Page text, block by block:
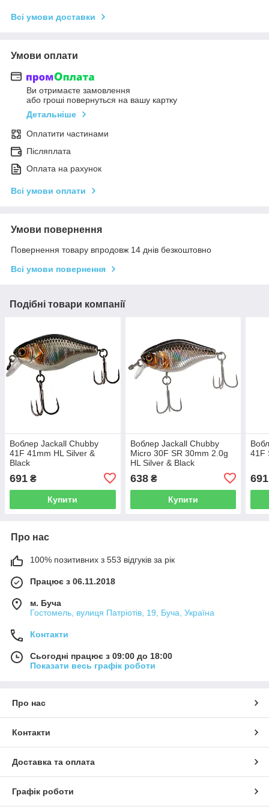
Всі умови доставки
Умови оплати
Ви отримаєте замовлення
або гроші повернуться на вашу картку
Детальніше
Оплатити частинами
Післяплата
Оплата на рахунок
Всі умови оплати
Умови повернення
Повернення товару впродовж 14 днів безкоштовно
Всі умови повернення
Подібні товари компанії
Воблер Jackall Chubby
41F 41mm HL Silver &
Black
691 ₴
Купити
Воблер Jackall Chubby
Micro 30F SR 30mm 2.0g
HL Silver & Black
638₴
Купити
41F
691
Про нас
100% позитивних з 553 відгуків за рік
Працює з 06.11.2018
м. Буча
Гостомель, вулиця Патріотів, 19, Буча, Україна
Контакти
Сьогодні працює з 09:00 до 18:00
Показати весь графік роботи
Про нас
Контакти
Доставка та оплата
Графік роботи